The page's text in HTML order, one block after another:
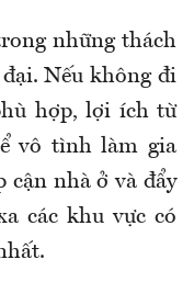
những thách
Nếu không đi
hợp, lợi ích từ
vô tình làm gia
cận nhà ở và đẩy
các khu vực có